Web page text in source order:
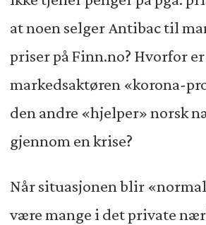
at noen selger Antibac til
priser på Finn.no? Hvorfor
markedsaktøren «korona-
den andre «hjelper» norsk
gjennom en krise?
Når situasjonen blir
være mange i det private